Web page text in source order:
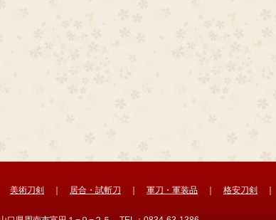
美術刀剣 居合・試斬刀 軍刀・軍装品 格安刀剣